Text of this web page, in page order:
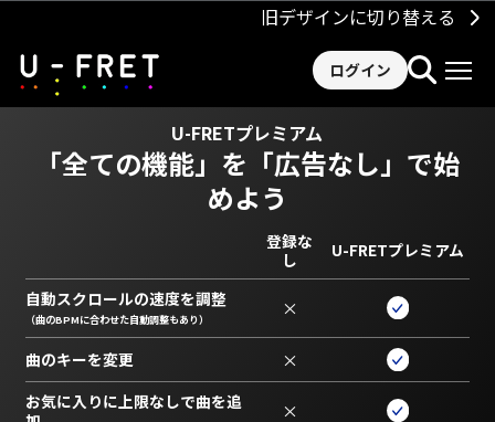
旧デザインに切り替える
ログイン
U-FRETプレミアム
「全ての機能」を 「広告なし」で始
めよう
登録な
し
U-FRETプレミアム
自動スクロールの速度を調整
（曲のBPMに合わせた自動調整もあり） ×
曲のキーを変更 ×
お気に入りに上限なしで曲を追
×